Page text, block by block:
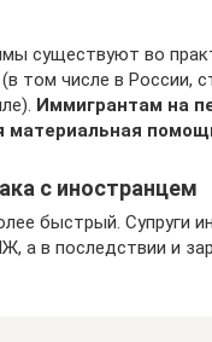
существуют во
том числе в России,
Иммигрантам на
материальная
с иностранцем
быстрый. Супруги
а в последствии и